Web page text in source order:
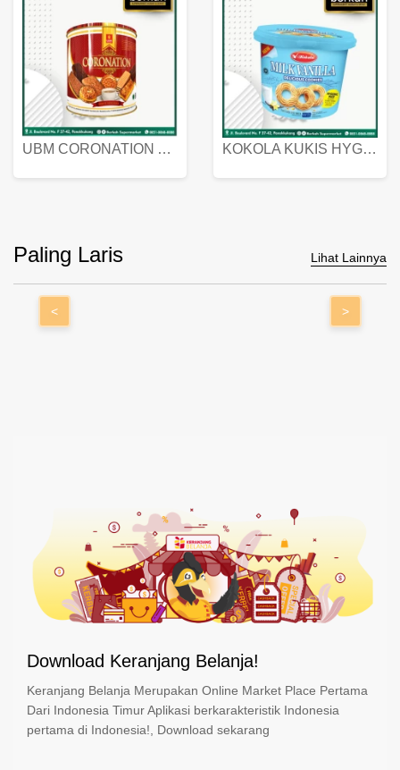
UBM CORONATION ASSORTED BISKUIT KALENG 450 GRAM KOKOLA KUKIS HYGIENIC MILK VANILLA PACK 320 GR
Paling Laris Lihat Lainnya
< >
Download Keranjang Belanja!
Keranjang Belanja Merupakan Online Market Place Pertama
Dari Indonesia Timur Aplikasi berkarakteristik Indonesia
pertama di Indonesia!, Download sekarang